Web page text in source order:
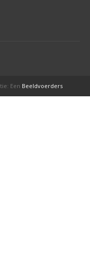
Een Beeldvoerders